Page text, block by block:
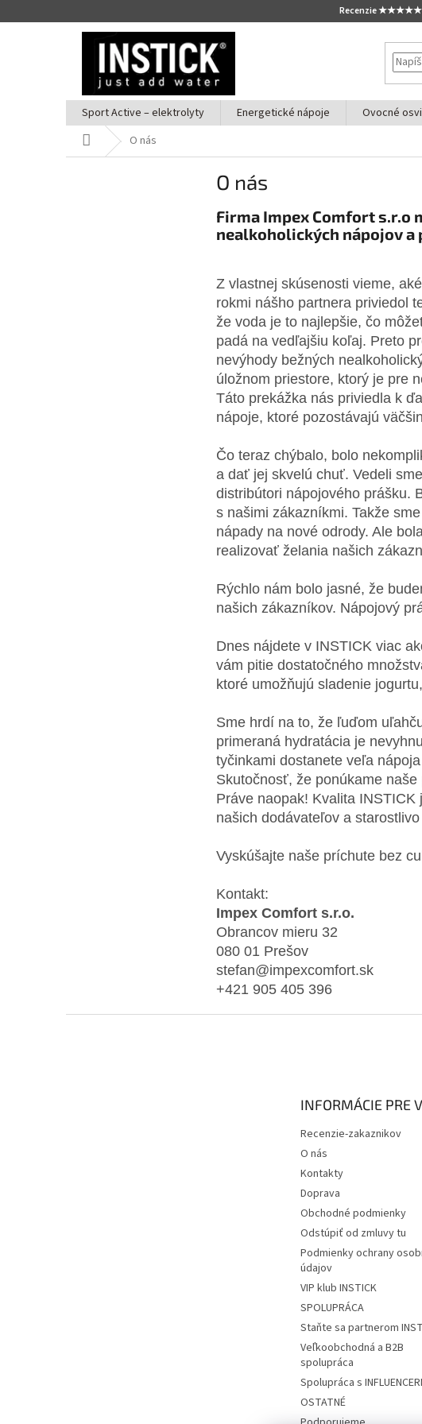
Recenzie ★★★★★
Sport Active – elektrolyty Energetické nápoje Ovocné
Domov O nás
O nás
Firma Impex Comfort s.r.o
nealkoholických nápojov a
Z vlastnej skúsenosti vieme,
rokmi nášho partnera priviedol
že voda je to najlepšie, čo
padá na vedľajšiu koľaj. Preto
nevýhody bežných
úložnom priestore, ktorý je pre
Táto prekážka nás priviedla k
nápoje, ktoré pozostávajú
Čo teraz chýbalo, bolo
a dať jej skvelú chuť. Vedeli
distribútori nápojového prášku.
s našimi zákazníkmi. Takže
nápady na nové odrody. Ale
realizovať želania našich
Rýchlo nám bolo jasné, že
našich zákazníkov. Nápojový
Dnes nájdete v INSTICK viac
vám pitie dostatočného
ktoré umožňujú sladenie
Sme hrdí na to, že ľuďom
primeraná hydratácia je
tyčinkami dostanete veľa
Skutočnosť, že ponúkame
Práve naopak! Kvalita
našich dodávateľov a
Vyskúšajte naše príchute bez
Kontakt:
Impex Comfort s.r.o.
Obrancov mieru 32
080 01 Prešov
stefan@impexcomfort.sk
+421 905 405 396
INFORMÁCIE PRE
Recenzie-zakaznikov
O nás
Kontakty
Doprava
Obchodné podmienky
Odstúpiť od zmluvy tu
Podmienky ochrany
údajov
VIP klub INSTICK
SPOLUPRÁCA
Staňte sa partnerom
Veľkoobchodná a B2B
spolupráca
Spolupráca s
OSTATNÉ